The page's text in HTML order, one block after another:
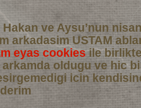
ve Aysu’nun
arkadasim USTAM
eyas cookiesile
arkamda oldugu ve hic
icin